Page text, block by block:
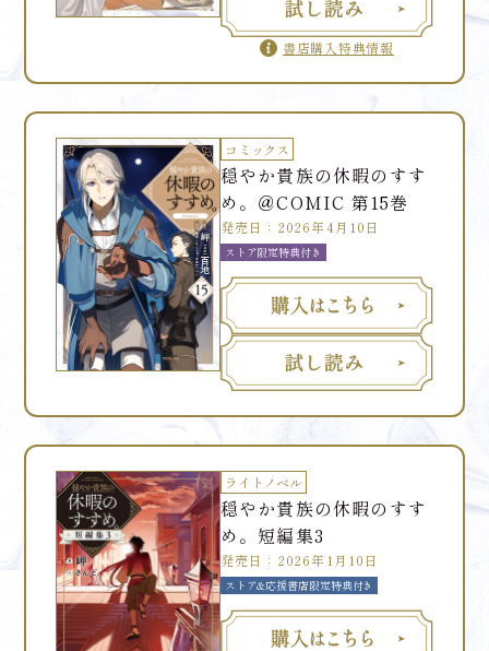
書店購入特典情報
コミックス
穏やか貴族の休暇のすす
め。＠COMIC 第15巻
発売日：2026年4月10日
ストア限定特典付き
ライトノベル
穏やか貴族の休暇のすす
め。短編集3
発売日：2026年1月10日
ストア&応援書店限定特典付き